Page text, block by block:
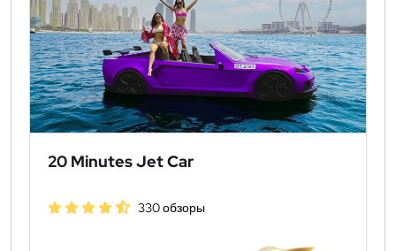
20 Minutes Jet Car
330 обзоры